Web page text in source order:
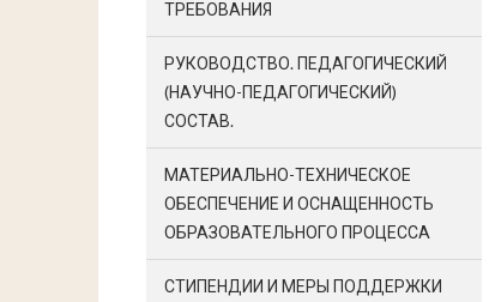
ТРЕБОВАНИЯ
РУКОВОДСТВО. ПЕДАГОГИЧЕСКИЙ
(НАУЧНО-ПЕДАГОГИЧЕСКИЙ)
СОСТАВ.
МАТЕРИАЛЬНО-ТЕХНИЧЕСКОЕ
ОБЕСПЕЧЕНИЕ И ОСНАЩЕННОСТЬ
ОБРАЗОВАТЕЛЬНОГО ПРОЦЕССА
СТИПЕНДИИ И МЕРЫ ПОДДЕРЖКИ